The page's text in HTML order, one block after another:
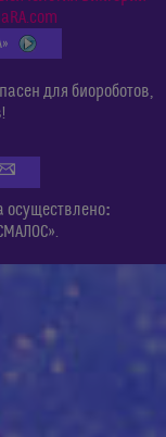
для биороботов,
осуществлено: